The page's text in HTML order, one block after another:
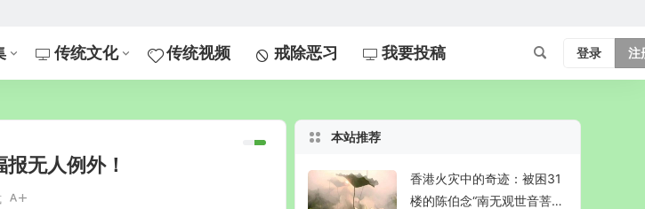
传统文化 传统视频 戒除恶习 我要投稿 登录 注
无人例外！
本站推荐
香港火灾中的奇迹：被困31
楼的陈伯念“南无观世音菩